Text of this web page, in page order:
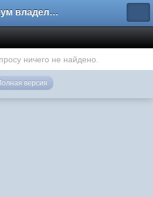
Форум владельцев интернет-магазинов
ничего не найдено.
версия